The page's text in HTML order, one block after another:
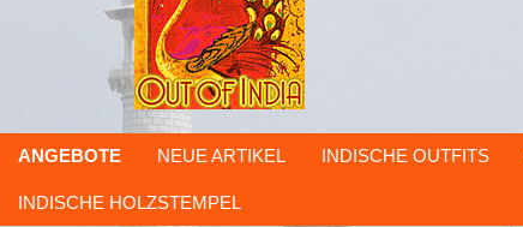
ANGEBOTE NEUE ARTIKEL INDISCHE OUTFITS
INDISCHE HOLZSTEMPEL